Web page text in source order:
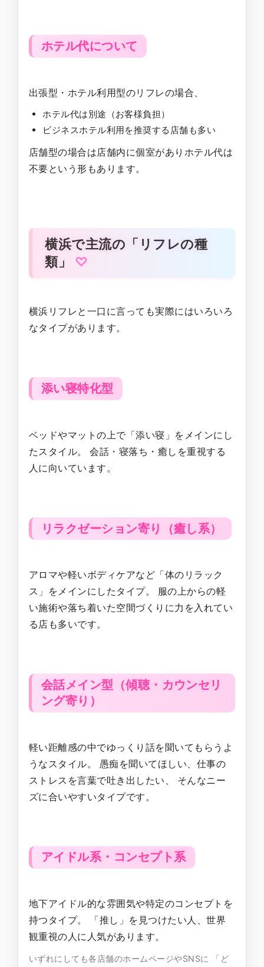
ホテル代について
出張型・ホテル利用型のリフレの場合、
ホテル代は別途（お客様負担）
ビジネスホテル利用を推奨する店舗も多い
店舗型の場合は店舗内に個室がありホテル代は
不要という形もあります。
横浜で主流の「リフレの種
類」
横浜リフレと一口に言っても実際にはいろいろ
なタイプがあります。
添い寝特化型
ベッドやマットの上で「添い寝」をメインにし
たスタイル。 会話・寝落ち・癒しを重視する
人に向いています。
リラクゼーション寄り（癒し系）
アロマや軽いボディケアなど「体のリラック
ス」をメインにしたタイプ。 服の上からの軽
い施術や落ち着いた空間づくりに力を入れてい
る店も多いです。
会話メイン型（傾聴・カウンセリ
ング寄り）
軽い距離感の中でゆっくり話を聞いてもらうよ
うなスタイル。 愚痴を聞いてほしい、仕事の
ストレスを言葉で吐き出したい、 そんなニー
ズに合いやすいタイプです。
アイドル系・コンセプト系
地下アイドル的な雰囲気や特定のコンセプトを
持つタイプ。 「推し」を見つけたい人、世界
観重視の人に人気があります。
いずれにしても各店舗のホームページやSNSに 「ど